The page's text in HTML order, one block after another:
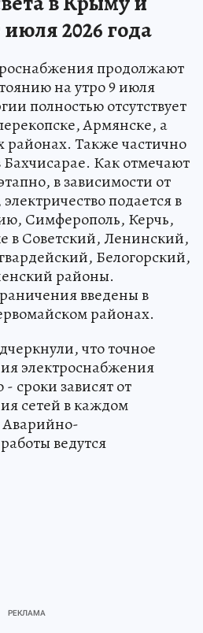
2026 года
продолжают
на утро 9 июля
полностью отсутствует
Армянске, а
Также частично
Бахчисарае. Как отмечают
в зависимости от
подается в
Симферополь, Керчь,
в Советский, Ленинский,
Белогорский,
районы.
введены в
районах.
что точное
электроснабжения
сроки зависят от
сетей в каждом
Аварийно-
ведутся